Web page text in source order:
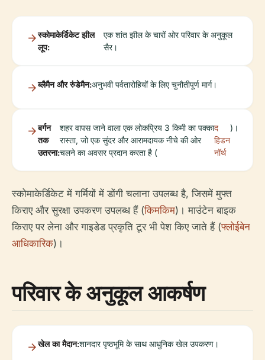
स्कोमाकेर्डिकेट झील
लूप:
एक शांत झील के चारों ओर परिवार के अनुकूल
सैर।
ब्लैमैन और रुंडेमैन:अनुभवी पर्वतारोहियों के लिए चुनौतीपूर्ण मार्ग।
बर्गन
तक
उतरना:
शहर वापस जाने वाला एक लोकप्रिय 3 किमी का पक्का
रास्ता, जो एक सुंदर और आरामदायक नीचे की ओर
चलने का अवसर प्रदान करता है (
द
हिडन
नॉर्थ
)।
स्कोमाकेर्डिकेट में गर्मियों में डोंगी चलाना उपलब्ध है, जिसमें मुफ्त
किराए और सुरक्षा उपकरण उपलब्ध हैं (किमकिम)। माउंटेन बाइक
किराए पर लेना और गाइडेड प्रकृति टूर भी पेश किए जाते हैं (फ्लोईबेन
आधिकारिक)।
परिवार के अनुकूल आकर्षण
खेल का मैदान:शानदार पृष्ठभूमि के साथ आधुनिक खेल उपकरण।